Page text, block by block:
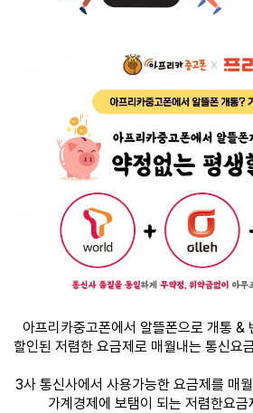
아프리카중고폰에서 알뜰폰으로 개통 &
할인된 저렴한 요금제로 매월내는 통신요
3사 통신사에서 사용가능한 요금제를 매
가계경제에 보탬이 되는 저렴한요